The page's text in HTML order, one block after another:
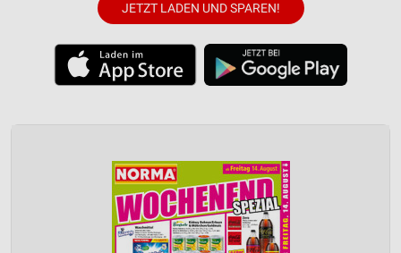
JETZT LADEN UND SPAREN!